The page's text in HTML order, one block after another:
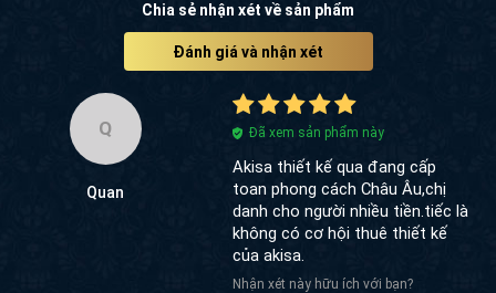
Chia sẻ nhận xét về sản phẩm
Đánh giá và nhận xét
Q
Quan
Đã xem sản phẩm này
Akisa thiết kế qua đang cấp
toan phong cách Châu Âu,chị
danh cho người nhiều tiền.tiếc là
không có cơ hội thuê thiết kế
của akisa.
Nhận xét này hữu ích với bạn?